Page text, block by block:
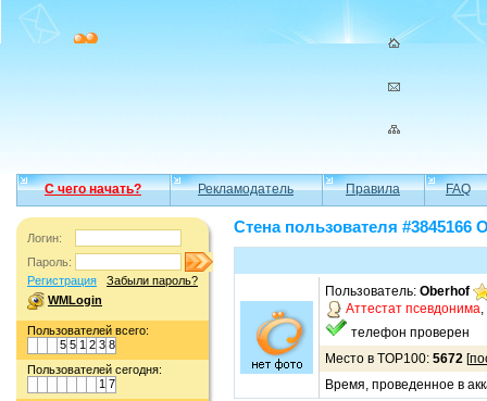
С чего начать? Рекламодатель Правила FAQ
Логин:
Пароль:
Регистрация
Забыли пароль?
WMLogin
Пользователей всего:
5 5 1 2 3 8
Пользователей сегодня:
1 7
Стена пользователя #3845166
Пользователь: Oberhof
Аттестат псевдонима
телефон проверен
Место в TOP100: 5672 [
Время, проведенное в